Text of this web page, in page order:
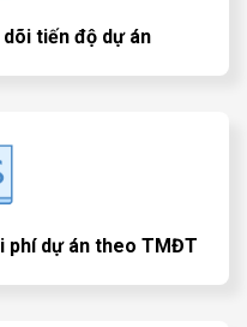
tiến độ dự án
phí dự án theo TMĐT